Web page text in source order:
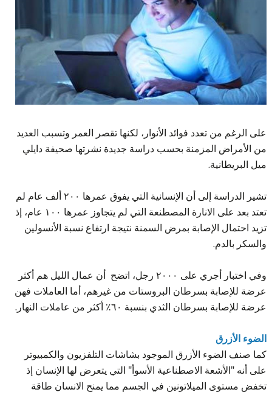
على الرغم من تعدد فوائد الأنوار، لكنها تقصر العمر وتسبب العديد
من الأمراض المزمنة بحسب دراسة جديدة نشرتها صحيفة دايلي
ميل البريطانية.
تشير الدراسة إلى أن الإنسانية التي يفوق عمرها ٢٠٠ ألف عام لم
تعتد بعد على الانارة المصطنعة التي لم يتجاوز عمرها ١٠٠ عام، إذ
تزيد احتمال الإصابة بمرض السمنة نتيجة ارتفاع نسبة الأنسولين
والسكر بالدم.
وفي اختبار أجري على ٢٠٠٠ رجل، اتضح أن عمال الليل هم أكثر
عرضة للإصابة بسرطان البروستات من غيرهم، أما العاملات فهن
عرضة للإصابة بسرطان الثدي بنسبة ٦٠٪ أكثر من عاملات النهار.
الضوء الأزرق
كما صنف الضوء الأزرق الموجود بشاشات التلفزيون والكمبيوتر
على أنه "الأشعة الاصطناعية الأسوأ" التي يتعرض لها الإنسان إذ
تخفض مستوى الميلاتونين في الجسم مما يمنح الانسان طاقة